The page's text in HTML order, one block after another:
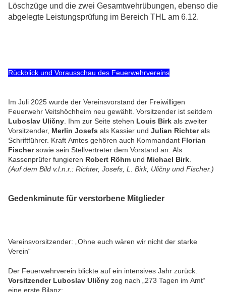
Löschzüge und die zwei Gesamtwehrübungen, ebenso die
abgelegte Leistungsprüfung im Bereich THL am 6.12.
Rückblick und Vorausschau des Feuerwehrvereins
Im Juli 2025 wurde der Vereinsvorstand der Freiwilligen
Feuerwehr Veitshöchheim neu gewählt. Vorsitzender ist seitdem
Luboslav Uličny. Ihm zur Seite stehen Louis Birk als zweiter
Vorsitzender, Merlin Josefs als Kassier und Julian Richterals
Schriftführer. Kraft Amtes gehören auch Kommandant Florian
Fischersowie sein Stellvertreter dem Vorstand an. Als
Kassenprüfer fungieren Robert Röhm und Michael Birk.
(Auf dem Bild v.l.n.r.: Richter, Josefs, L. Birk, Uličny und Fischer.)
Gedenkminute für verstorbene Mitglieder
Vereinsvorsitzender: „Ohne euch wären wir nicht der starke
Verein“
Der Feuerwehrverein blickte auf ein intensives Jahr zurück.
Vorsitzender Luboslav Uličny zog nach „273 Tagen im Amt“
eine erste Bilanz: